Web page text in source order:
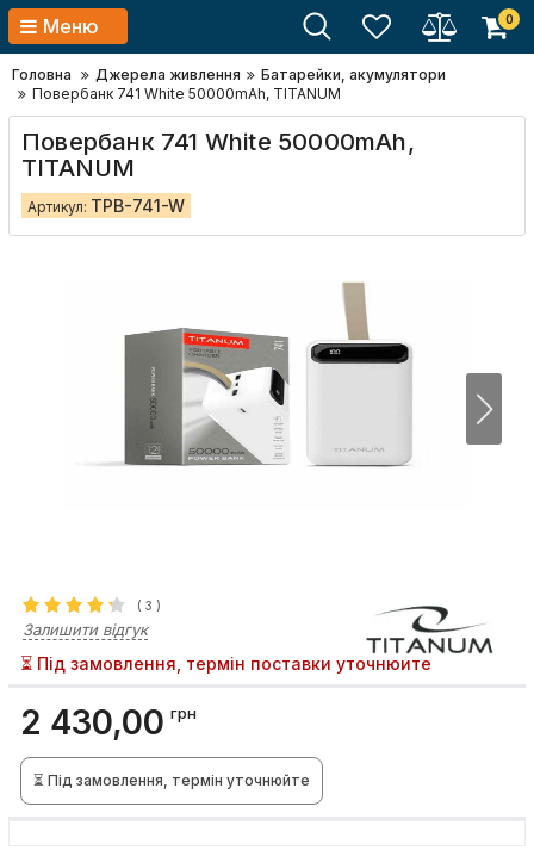
Меню 0
Головна Джерела живлення
Батарейки, акумулятори
Повербанк 741 White 50000mAh, TITANUM
Повербанк 741 White 50000mAh,
TITANUM
Артикул: TPB-741-W
( 3 )
Залишити відгук
⏳ Під замовлення, термін поставки уточнюйте
2 430,00 грн
⏳ Під замовлення, термін уточнюйте